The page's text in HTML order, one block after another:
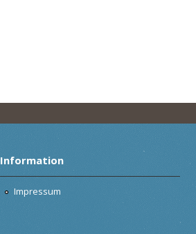
Information
Impressum